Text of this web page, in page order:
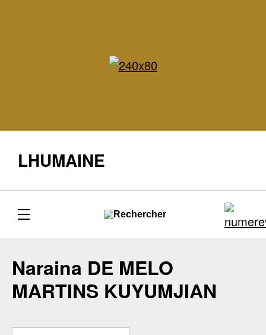
LHUMAINE
Naraina DE MELO
MARTINS KUYUMJIAN